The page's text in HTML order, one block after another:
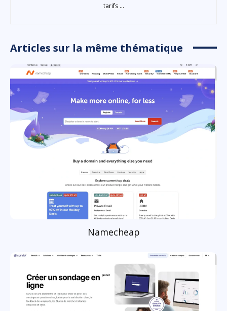
tarifs ...
Articles sur la même thématique
Namecheap